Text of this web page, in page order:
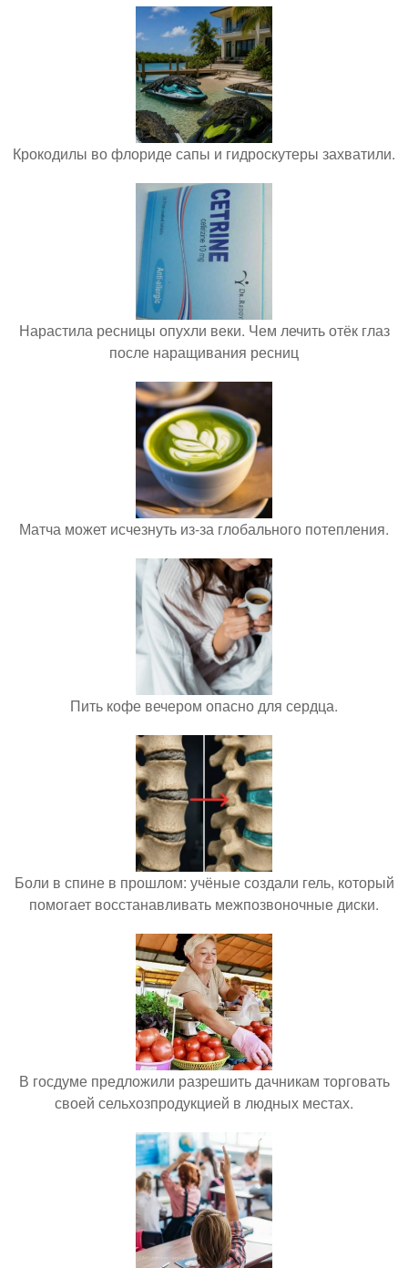
Крокодилы во флориде сапы и гидроскутеры захватили.
Нарастила ресницы опухли веки. Чем лечить отёк глаз
после наращивания ресниц
Матча может исчезнуть из-за глобального потепления.
Пить кофе вечером опасно для сердца.
Боли в спине в прошлом: учёные создали гель, который
помогает восстанавливать межпозвоночные диски.
В госдуме предложили разрешить дачникам торговать
своей сельхозпродукцией в людных местах.